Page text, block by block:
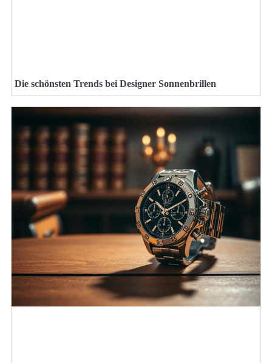
Die schönsten Trends bei Designer Sonnenbrillen